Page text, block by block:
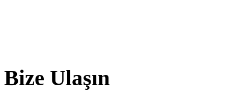
Bize Ulaşın